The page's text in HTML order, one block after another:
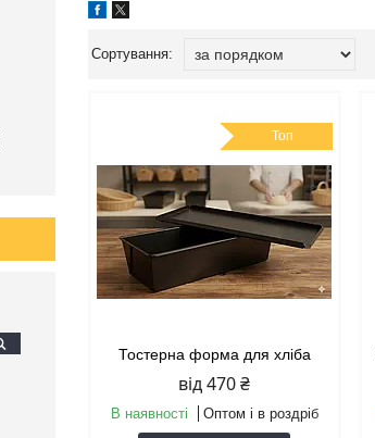
Топ
Тостерна форма для хліба
від 470 ₴
В наявності Оптом і в роздріб